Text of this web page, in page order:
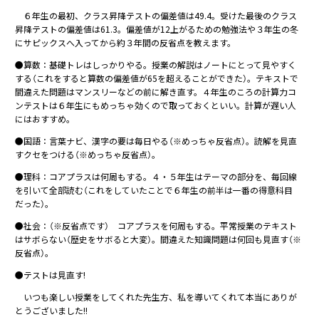
６年生の最初、クラス昇降テストの偏差値は49.4。受けた最後のクラス
昇降テストの偏差値は61.3。偏差値が12上がるための勉強法や３年生の冬
にサピックスへ入ってから約３年間の反省点を教えます。
●算数：基礎トレはしっかりやる。授業の解説はノートにとって見やすく
する（これをすると算数の偏差値が65を超えることができた）。テキストで
間違えた問題はマンスリーなどの前に解き直す。４年生のころの計算力コ
ンテストは６年生にもめっちゃ効くので取っておくといい。計算が遅い人
にはおすすめ。
●国語：言葉ナビ、漢字の要は毎日やる（※めっちゃ反省点）。読解を見直
すクセをつける（※めっちゃ反省点）。
●理科：コアプラスは何周もする。４・５年生はテーマの部分を、毎回線
を引いて全部読む（これをしていたことで６年生の前半は一番の得意科目
だった）。
●社会：（※反省点です） コアプラスを何周もする。平常授業のテキスト
はサボらない（歴史をサボると大変）。間違えた知識問題は何回も見直す（※
反省点）。
●テストは見直す!
いつも楽しい授業をしてくれた先生方、私を導いてくれて本当にありが
とうございました!!